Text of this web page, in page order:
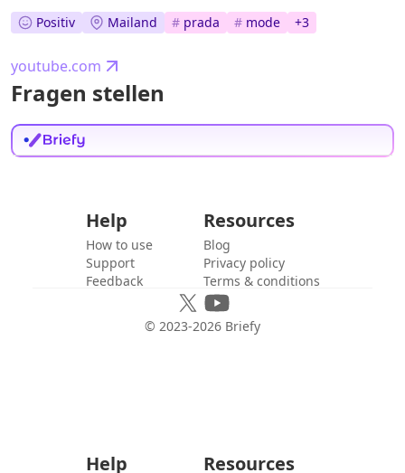
Positiv Mailand # prada # mode +3
youtube.com
Fragen stellen
Help
How to use
Support
Feedback
Resources
Blog
Privacy policy
Terms & conditions
© 2023-2026 Briefy
Help Resources